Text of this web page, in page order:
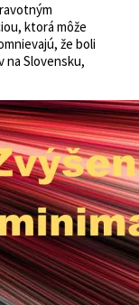
ktorá môže
že boli
na Slovensku,